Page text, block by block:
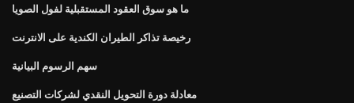
ما هو سوق العقود المستقبلية لفول الصويا
رخيصة تذاكر الطيران الكندية على الانترنت
سهم الرسوم البيانية
معادلة دورة التحويل النقدي لشركات التصنيع